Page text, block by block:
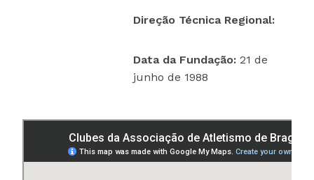
Direção Técnica Regional:
Data da Fundação:21 de
junho de 1988